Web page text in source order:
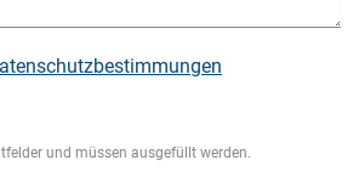
und müssen ausgefüllt werden.